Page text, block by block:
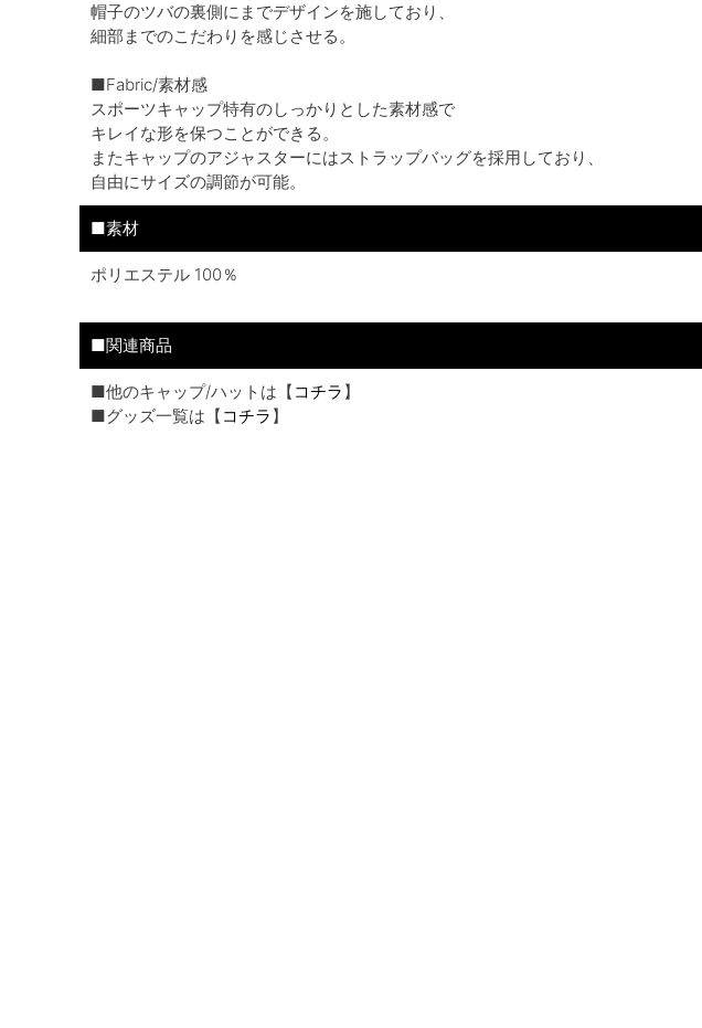
帽子のツバの裏側にまでデザインを施しており、
細部までのこだわりを感じさせる。
■Fabric/素材感
スポーツキャップ特有のしっかりとした素材感で
キレイな形を保つことができる。
またキャップのアジャスターにはストラップバッグを採用しており、
自由にサイズの調節が可能。
■素材
ポリエステル 100％
■関連商品
■他のキャップ/ハットは【 コチラ 】
■グッズ一覧は【 コチラ 】